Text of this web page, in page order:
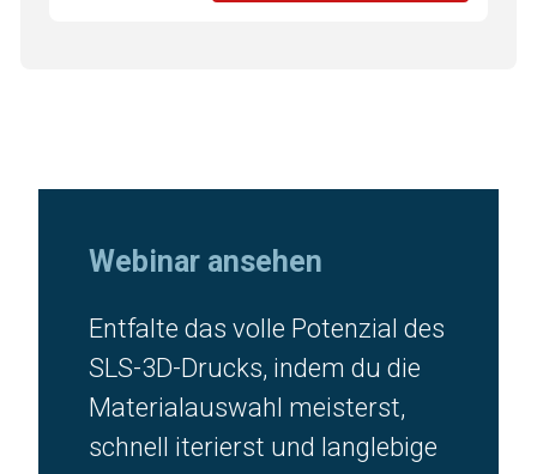
Webinar ansehen
Entfalte das volle Potenzial des
SLS-3D-Drucks, indem du die
Materialauswahl meisterst,
schnell iterierst und langlebige